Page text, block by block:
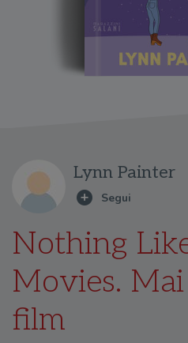
Lynn Painter
Nothing
Movies.
film